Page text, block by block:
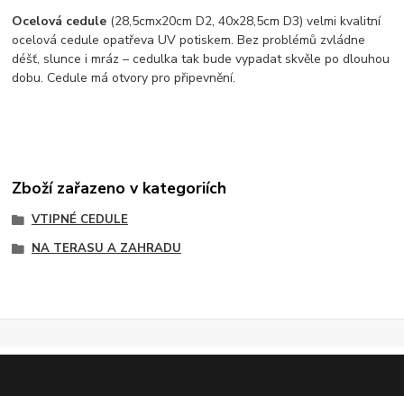
Ocelová cedule (28,5cmx20cm D2, 40x28,5cm D3) velmi kvalitní
ocelová cedule opatřeva UV potiskem. Bez problémů zvládne
déšť, slunce i mráz – cedulka tak bude vypadat skvěle po dlouhou
dobu. Cedule má otvory pro připevnění.
Zboží zařazeno v kategoriích
VTIPNÉ CEDULE
NA TERASU A ZAHRADU